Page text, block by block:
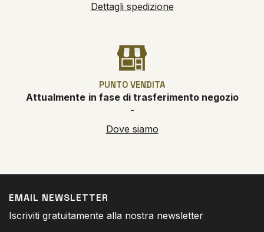
Dettagli spedizione
PUNTO VENDITA
Attualmente in fase di trasferimento negozio
-
Dove siamo
EMAIL NEWSLETTER
Iscriviti gratuitamente alla nostra newsletter